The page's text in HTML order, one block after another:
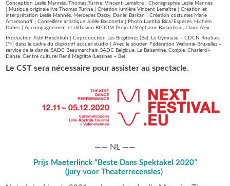
Conception Leslie Mannès, Thomas Turine, Vincent Lemaître | Chorégraphie Leslie Mannès
| Musique originale live Thomas Turine | Création lumière Vincent Lemaître | Création et
interprétation Leslie Mannès, Mercedes Dassy, Daniel Barkan | Création costumes Marie
Artamonoff | Conseillère artistique Joëlle Bacchetta | Photo Laetitia Bica/Espèces, Hichem
Dahes | Accompagnement et diffusion BLOOM Project/Stéphanie Barboteau, Claire Alex
Production Asbl Hirschkuh | Coproduction Les Brigittines (Be), Le Gymnase – CDCN Roubaix
(Fr) dans le cadre du dispositif accueil studio | Avec le soutien Fédération Wallonie-Bruxelles –
service de la danse, SADC Beaumarchais, SADC Belgique, La Balsamine, Cosipie, Charleroi-
Danse, Centre culturel René Magritte (Lessines – Be)
Le CST sera nécessaire pour assister au spectacle.
—— NL ——
Prijs Maeterlinck “Beste Dans Spektakel 2020”
(jury voor Theaterrecensies)